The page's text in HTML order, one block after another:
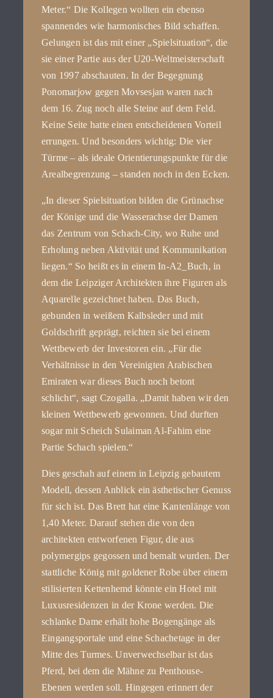
Meter.“ Die Kollegen wollten ein ebenso
spannendes wie harmonisches Bild schaffen.
Gelungen ist das mit einer „Spielsituation“, die
sie einer Partie aus der U20-Weltmeisterschaft
von 1997 abschauten. In der Begegnung
Ponomarjow gegen Movsesjan waren nach
dem 16. Zug noch alle Steine auf dem Feld.
Keine Seite hatte einen entscheidenen Vorteil
errungen. Und besonders wichtig: Die vier
Türme – als ideale Orientierungspunkte für die
Arealbegrenzung – standen noch in den Ecken.
„In dieser Spielsituation bilden die Grünachse
der Könige und die Wasserachse der Damen
das Zentrum von Schach-City, wo Ruhe und
Erholung neben Aktivität und Kommunikation
liegen.“ So heißt es in einem In-A2_Buch, in
dem die Leipziger Architekten ihre Figuren als
Aquarelle gezeichnet haben. Das Buch,
gebunden in weißem Kalbsleder und mit
Goldschrift geprägt, reichten sie bei einem
Wettbewerb der Investoren ein. „Für die
Verhältnisse in den Vereinigten Arabischen
Emiraten war dieses Buch noch betont
schlicht“, sagt Czogalla. „Damit haben wir den
kleinen Wettbewerb gewonnen. Und durften
sogar mit Scheich Sulaiman Al-Fahim eine
Partie Schach spielen.“
Dies geschah auf einem in Leipzig gebautem
Modell, dessen Anblick ein ästhetischer Genuss
für sich ist. Das Brett hat eine Kantenlänge von
1,40 Meter. Darauf stehen die von den
architekten entworfenen Figur, die aus
polymergips gegossen und bemalt wurden. Der
stattliche König mit goldener Robe über einem
stilisierten Kettenhemd könnte ein Hotel mit
Luxusresidenzen in der Krone werden. Die
schlanke Dame erhält hohe Bogengänge als
Eingangsportale und eine Schachetage in der
Mitte des Turmes. Unverwechselbar ist das
Pferd, bei dem die Mähne zu Penthouse-
Ebenen werden soll. Hingegen erinnert der